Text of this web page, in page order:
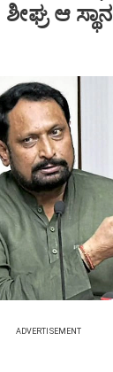
ಆ ಸ್ಥಾನ
ADVERTISEMENT